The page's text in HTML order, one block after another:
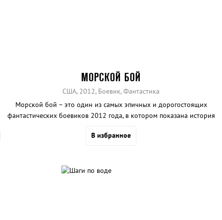
МОРСКОЙ БОЙ
США, 2012, Боевик, Фантастика
Морской бой – это один из самых эпичных и дорогостоящих
фантастических боевиков 2012 года, в котором показана история
В избранное